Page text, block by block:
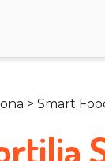
> Smart